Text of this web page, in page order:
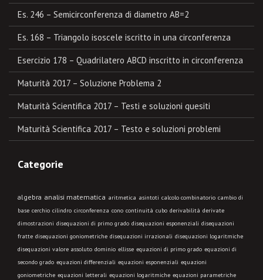
Es. 246 – Semicirconferenza di diametro AB=2
Es. 168 – Triangolo isoscele iscritto in una circonferenza
Esercizio 178 – Quadrilatero ABCD inscritto in circonferenza
Maturità 2017 – Soluzione Problema 2
Maturità Scientifica 2017 – Testi e soluzioni quesiti
Maturità Scientifica 2017 – Testo e soluzioni problemi
Categorie
algebra analisi matematica aritmetica asintoti calcolo combinatorio cambio di
base cerchio cilindro circonferenza cono continuità cubo derivabilità derivate
dimostrazioni disequazioni di primo grado disequazioni esponenziali disequazioni
fratte disequazioni goniometriche disequazioni irrazionali disequazioni logaritmiche
disequazioni valore assoluto dominio ellisse equazioni di primo grado equazioni di
secondo grado equazioni differenziali equazioni esponenziali equazioni
goniometriche equazioni letterali equazioni logaritmiche equazioni parametriche